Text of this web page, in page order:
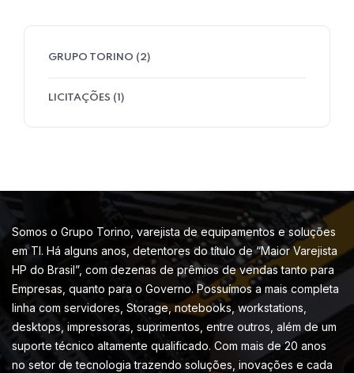
GRUPO TORINO (2)
LICITAÇÕES (1)
Somos o Grupo Torino, varejista de equipamentos e soluções
em TI. Há alguns anos, detentores do título de “Maior Varejista
HP do Brasil”, com dezenas de prêmios de vendas tanto para
Empresas, quanto para o Governo. Possuímos a mais completa
linha com servidores, Storage, notebooks, workstations,
desktops, impressoras, suprimentos, entre outros, além de um
suporte técnico altamente qualificado. Com mais de 20 anos
no setor de tecnologia trazendo soluções, inovações e cada